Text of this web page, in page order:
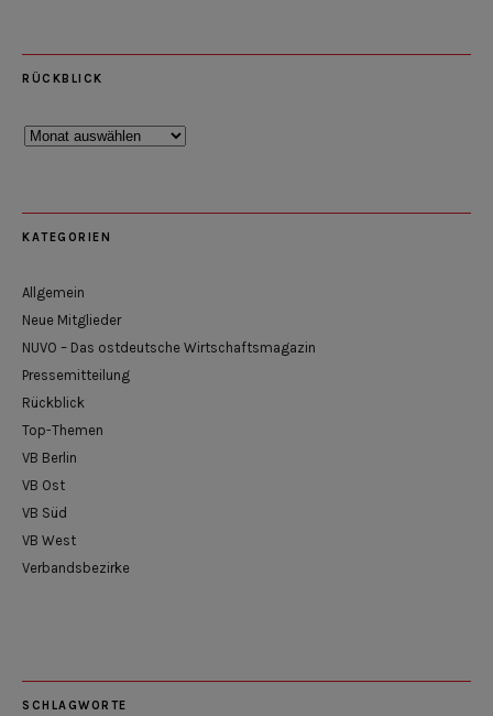
RÜCKBLICK
Rückblick
KATEGORIEN
Allgemein
Neue Mitglieder
NUVO – Das ostdeutsche Wirtschaftsmagazin
Pressemitteilung
Rückblick
Top-Themen
VB Berlin
VB Ost
VB Süd
VB West
Verbandsbezirke
SCHLAGWORTE